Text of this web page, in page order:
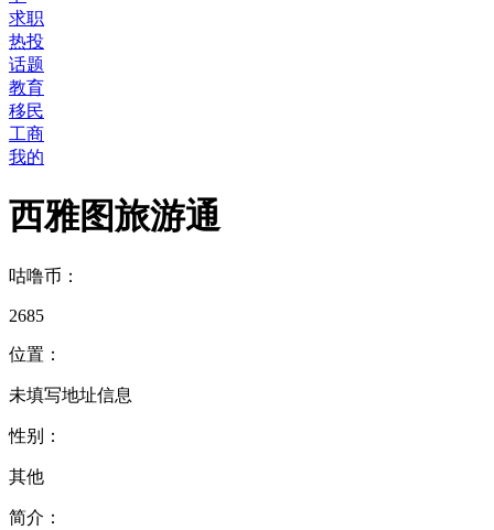
求职
热投
话题
教育
移民
工商
我的
西雅图旅游通
咕噜币：
2685
位置：
未填写地址信息
性别：
其他
简介：